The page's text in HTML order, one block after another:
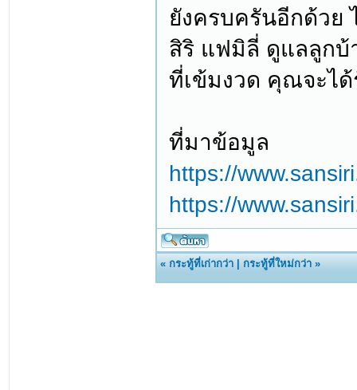
ยังครบครันอีกด้วย
สิริ แฟมิลี่ ดูแลลูกบ้
ที่เข้มงวด คุณจะไ
ที่มาข้อมูล
https://
https://
«กระทู้ที่เก่ากว่า |กระทู้ที่ใหม่กว่า »